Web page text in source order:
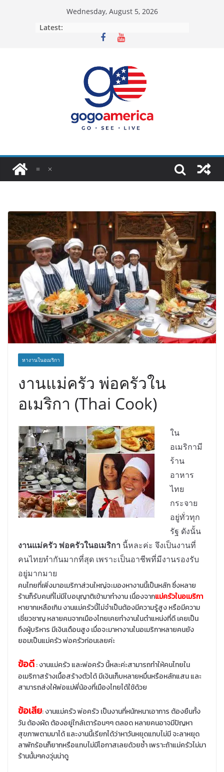
Wednesday, August 5, 2026
Latest:
หางานในอเมริกา
งานแม่ครัว พ่อครัวใน
อเมริกา (Thai Cook)
ใน
อเมริกามี
ร้าน
อาหาร
ไทย
กระจาย
อยู่ทั่วทุก
รัฐ ดังนั้น
งานแม่ครัว พ่อครัวในอเมริกา นี้หละค่ะ จึงเป็นงานที่
คนไทยทำกันมากที่สุด เพราะเป็นอาชีพที่มีงานรองรับ
อยู่มากมาย
คนไทยที่เพิ่งมาอเมริกาส่วนใหญ่จะมองหางานนี้เป็นหลัก ซึ่งหลาย
ร้านก็รับคนที่ไม่มีใบอนุญาติเข้ามาทำงาน เนื่องจากแม่ครัวในอเมริกา
หายากเหลือเกิน งานแม่ครัวนี้ไม่จำเป็นต้องมีความรู้สูง หรือมีความ
เชี่ยวชาญ หลายคนจากเมืองไทยเคยทำงานในตำแหน่งที่ดี เคยเป็น
ถึงผู้บริหาร มีเงินเดือนสูง เมื่อจะมาหางานในอเมริกาหลายคนยัง
ยอมเป็นแม่ครัว พ่อครัวก่อนเลยค่ะ
ข้อดี: งานแม่ครัว และพ่อครัว นี้หละค่ะสามารถทำให้คนไทยใน
อเมริกาสร้างเนื้อสร้างตัวได้ มีเงินเก็บหลายหมื่นหรือหลักแสน และ
สามารถส่งให้พ่อแม่พี่น้องที่เมืองไทยได้ใช้ด้วย
ข้อเสีย: งานแม่ครัว พ่อครัว เป็นงานที่หนักหนาเอาการ ต้องยืนทั้ง
วัน ต้องผัด ต้องอยู่ใกล้เตาร้อนๆๆ ตลอด หลายคนอาจมีปัญหา
สุขภาพตามมาได้ และงานนี้เรียกได้ว่าหาวันหยุดแทบไม่มี จะลาหยุด
ลาพักร้อนก็ยากหรือแทบไม่มีโอกาสเลยด้วยซ้ำ เพราะถ้าแม่ครัวไม่มา
ร้านนั้นๆคงวุ่นน่าดู